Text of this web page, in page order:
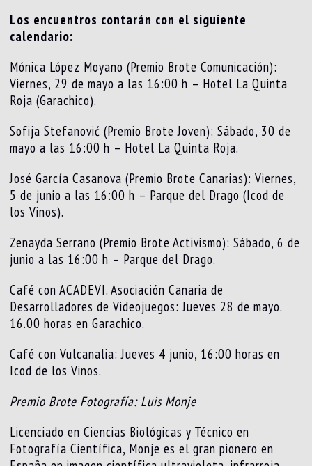
Los encuentros contarán con el siguiente
calendario:
Mónica López Moyano (Premio Brote Comunicación):
Viernes, 29 de mayo a las 16:00 h – Hotel La Quinta
Roja (Garachico).
Sofija Stefanović (Premio Brote Joven): Sábado, 30 de
mayo a las 16:00 h – Hotel La Quinta Roja.
José García Casanova (Premio Brote Canarias): Viernes,
5 de junio a las 16:00 h – Parque del Drago (Icod de
los Vinos).
Zenayda Serrano (Premio Brote Activismo): Sábado, 6 de
junio a las 16:00 h – Parque del Drago.
Café con ACADEVI. Asociación Canaria de
Desarrolladores de Videojuegos: Jueves 28 de mayo.
16.00 horas en Garachico.
Café con Vulcanalia: Jueves 4 junio, 16:00 horas en
Icod de los Vinos.
Premio Brote Fotografía: Luis Monje
Licenciado en Ciencias Biológicas y Técnico en
Fotografía Científica, Monje es el gran pionero en